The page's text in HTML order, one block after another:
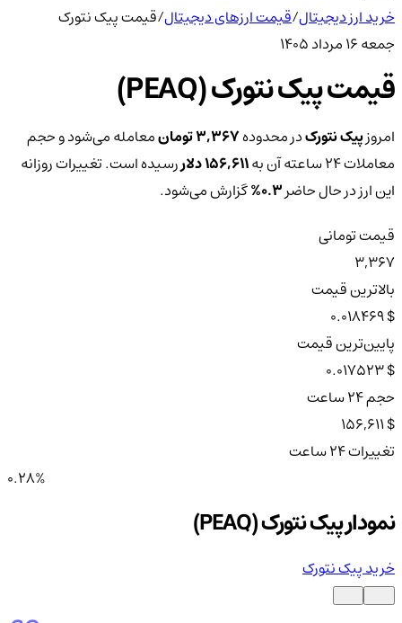
خرید ارز دیجیتال/قیمت ارزهای دیجیتال/قیمت پیک نتورک
جمعه ۱۶ مرداد ۱۴۰۵
قیمت پیک نتورک (PEAQ)
امروزپیک نتورکدر محدوده3,367 تومان
معامله می‌شود و حجم
معاملات ۲۴ ساعته آن به
156,611 دلار
رسیده است. تغییرات روزانه
این ارز در حال حاضر0.3% گزارش می‌شود.
قیمت تومانی
3,367
بالاترین قیمت
$ 0.018469
پایین‌ترین قیمت
$ 0.017523
حجم ۲۴ ساعت
$ 156,611
تغییرات ۲۴ ساعت
0.28%
نمودار پیک نتورک (PEAQ)
خرید پیک نتورک